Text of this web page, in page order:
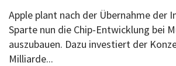
Apple plant nach der Übernahme der
Sparte nun die Chip-Entwicklung bei
auszubauen. Dazu investiert der
Milliarde...